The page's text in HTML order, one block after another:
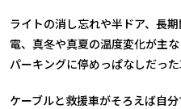
ライトの消し忘れや半ドア、長
電、真冬や真夏の温度変化が主
パーキングに停めっぱなしだっ
ケーブルと救援車がそろえば自